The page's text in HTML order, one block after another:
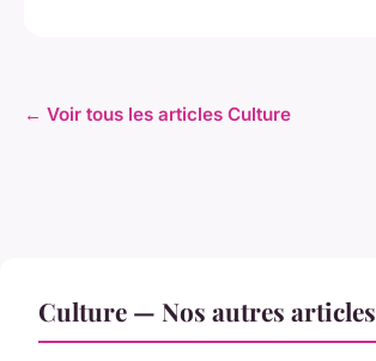
← Voir tous les articles Culture
Culture — Nos autres articles